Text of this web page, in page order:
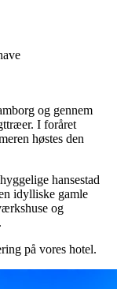
og gennem
I foråret
høstes den
hansestad
idylliske gamle
og
på vores hotel.